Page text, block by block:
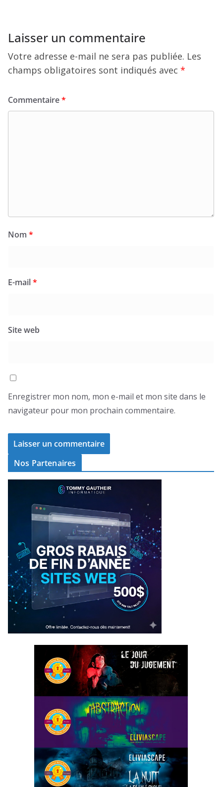
Laisser un commentaire
Votre adresse e-mail ne sera pas publiée. Les
champs obligatoires sont indiqués avec *
Commentaire*
Nom *
E-mail*
Site web
Enregistrer mon nom, mon e-mail et mon site dans le
navigateur pour mon prochain commentaire.
Nos Partenaires